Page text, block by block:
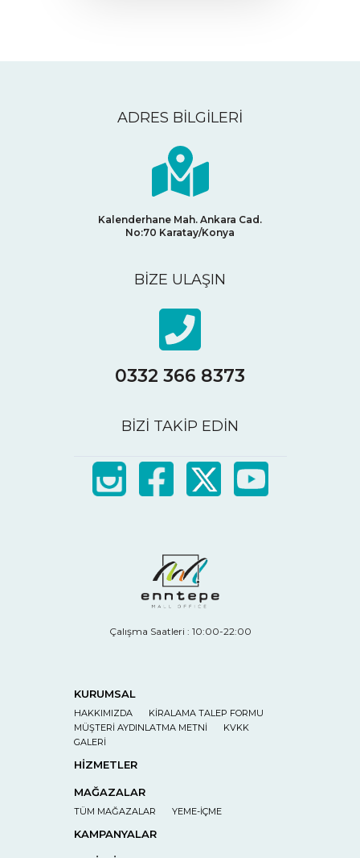
ADRES BİLGİLERİ
Kalenderhane Mah. Ankara Cad.
No:70 Karatay/Konya
BİZE ULAŞIN
0332 366 8373
BİZİ TAKİP EDİN
Çalışma Saatleri : 10:00-22:00
KURUMSAL
HAKKIMIZDA
KİRALAMA TALEP FORMU
MÜŞTERİ AYDINLATMA METNİ
KVKK
GALERİ
HİZMETLER
MAĞAZALAR
TÜM MAĞAZALAR YEME-İÇME
KAMPANYALAR